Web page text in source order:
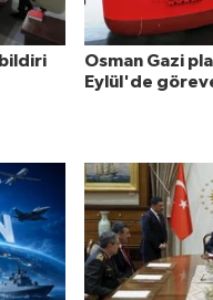
Osman Gazi
Eylül'de